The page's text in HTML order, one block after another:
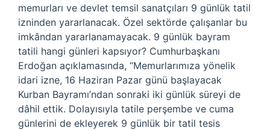
memurları ve devlet temsil sanatçıları 9 günlük tatil
izninden yararlanacak. Özel sektörde çalışanlar bu
imkândan yararlanamayacak. 9 günlük bayram
tatili hangi günleri kapsıyor? Cumhurbaşkanı
Erdoğan açıklamasında, “Memurlarımıza yönelik
idari izne, 16 Haziran Pazar günü başlayacak
Kurban Bayramı’ndan sonraki iki günlük süreyi de
dâhil ettik. Dolayısıyla tatile perşembe ve cuma
günlerini de ekleyerek 9 günlük bir tatil tesis